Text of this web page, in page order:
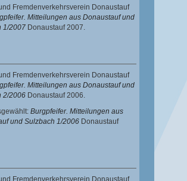
Fremdenverkehrsverein Donaustauf
Mitteilungen aus Donaustauf und
1/2007 Donaustauf 2007.
Fremdenverkehrsverein Donaustauf
Mitteilungen aus Donaustauf und
2/2006 Donaustauf 2006.
Burgpfeifer. Mitteilungen aus
und Sulzbach 1/2006 Donaustauf
Fremdenverkehrsverein Donaustauf